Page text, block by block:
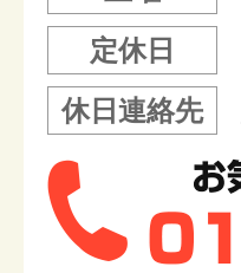
定休日
休日連絡先